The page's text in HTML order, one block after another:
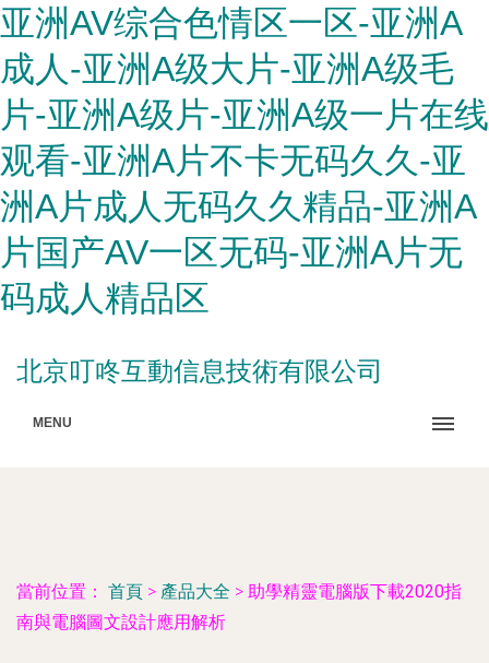
亚洲AV综合色情区一区-亚洲A
成人-亚洲A级大片-亚洲A级毛
片-亚洲A级片-亚洲A级一片在线
观看-亚洲A片不卡无码久久-亚
洲A片成人无码久久精品-亚洲A
片国产AV一区无码-亚洲A片无
码成人精品区
北京叮咚互動信息技術有限公司
MENU
當前位置： 首頁 > 產品大全 > 助學精靈電腦版下載2020指
南與電腦圖文設計應用解析